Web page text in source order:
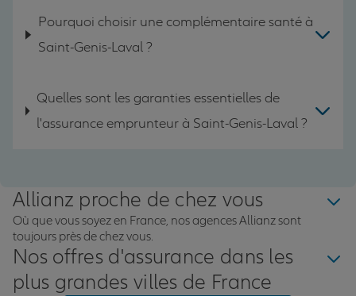
Pourquoi choisir une complémentaire santé à
Saint-Genis-Laval ?
Quelles sont les garanties essentielles de
l'assurance emprunteur à Saint-Genis-Laval ?
Allianz proche de chez vous
Où que vous soyez en France, nos agences Allianz sont
toujours près de chez vous.
Nos offres d'assurance dans les
plus grandes villes de France